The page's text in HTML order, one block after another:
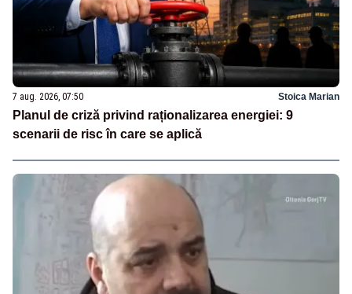
7 aug. 2026, 07:50 Stoica Marian
Planul de criză privind raționalizarea energiei: 9
scenarii de risc în care se aplică